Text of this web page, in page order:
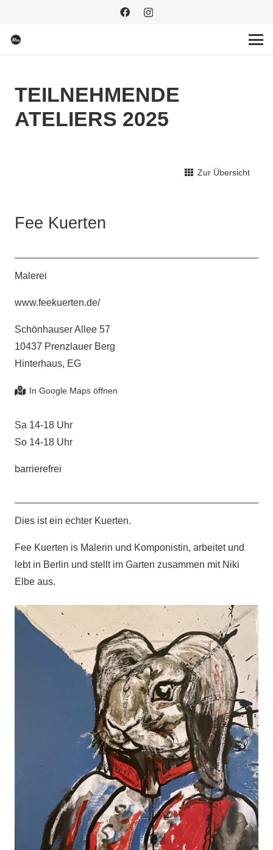
TEILNEHMENDE
ATELIERS 2025
Zur Übersicht
Fee Kuerten
Malerei
www.feekuerten.de/
Schönhauser Allee 57
10437 Prenzlauer Berg
Hinterhaus, EG
Sa 14-18 Uhr
So 14-18 Uhr
barrierefrei
Dies ist ein echter Kuerten.
Fee Kuerten is Malerin und Komponistin, arbeitet und
lebt in Berlin und stellt im Garten zusammen mit Niki
Elbe aus.